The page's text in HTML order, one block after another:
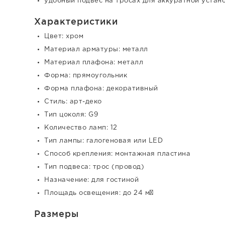
Характеристики
Цвет: хром
Материал арматуры: металл
Материал плафона: металл
Форма: прямоугольник
Форма плафона: декоративный
Стиль: арт-деко
Тип цоколя: G9
Количество ламп: 12
Тип лампы: галогеновая или LED
Способ крепления: монтажная пластина
Тип подвеса: трос (провод)
Назначение: для гостиной
Площадь освещения: до 24 м²
Размеры